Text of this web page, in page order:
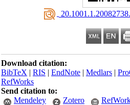
Download citation:
BibTeX|RIS|EndNote|Medlars|
RefWorks
Send citation to:
Mendeley
Zotero